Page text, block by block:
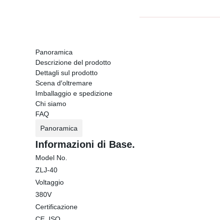
Panoramica
Descrizione del prodotto
Dettagli sul prodotto
Scena d′oltremare
Imballaggio e spedizione
Chi siamo
FAQ
Panoramica
Informazioni di Base.
Model No.
ZLJ-40
Voltaggio
380V
Certificazione